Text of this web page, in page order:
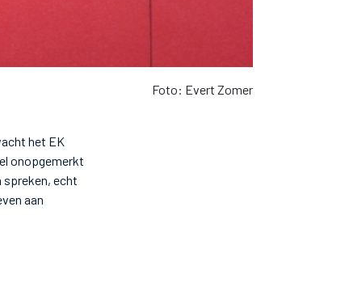
Foto: Evert Zomer
het EK
onopgemerkt
spreken, echt
aan